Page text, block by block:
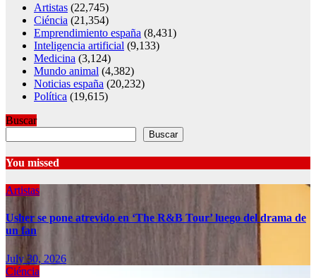
Artistas (22,745)
Ciéncia (21,354)
Emprendimiento españa (8,431)
Inteligencia artificial (9,133)
Medicina (3,124)
Mundo animal (4,382)
Noticias españa (20,232)
Política (19,615)
Buscar
Buscar
You missed
Artistas
Usher se pone atrevido en ‘The R&B Tour’ luego del drama de
un fan
July 30, 2026
Ciéncia